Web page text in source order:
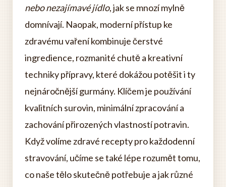
nebo nezajímavé jídlo, jak se mnozí mylně
domnívají. Naopak, moderní přístup ke
zdravému vaření kombinuje čerstvé
ingredience, rozmanité chutě a kreativní
techniky přípravy, které dokážou potěšit i ty
nejnáročnější gurmány. Klíčem je používání
kvalitních surovin, minimální zpracování a
zachování přirozených vlastností potravin.
Když volíme zdravé recepty pro každodenní
stravování, učíme se také lépe rozumět tomu,
co naše tělo skutečně potřebuje a jak různé